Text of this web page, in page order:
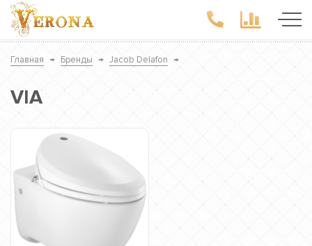
Главная → Бренды → Jacob Delafon →
VIA